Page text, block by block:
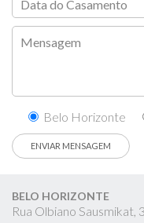
Belo Horizonte
BELO HORIZONTE
Rua Olbiano Sausmikat,